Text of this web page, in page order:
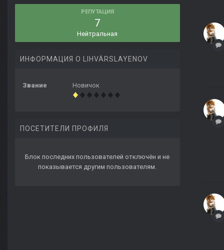
РЕПУТАЦИЯ
7
Нейтральная
ИНФОРМАЦИЯ О LIHVÄRSLAYENOV
Звание Новичок
ПОСЕТИТЕЛИ ПРОФИЛЯ
Блок последних пользователей отключён и не
показывается другим пользователям.